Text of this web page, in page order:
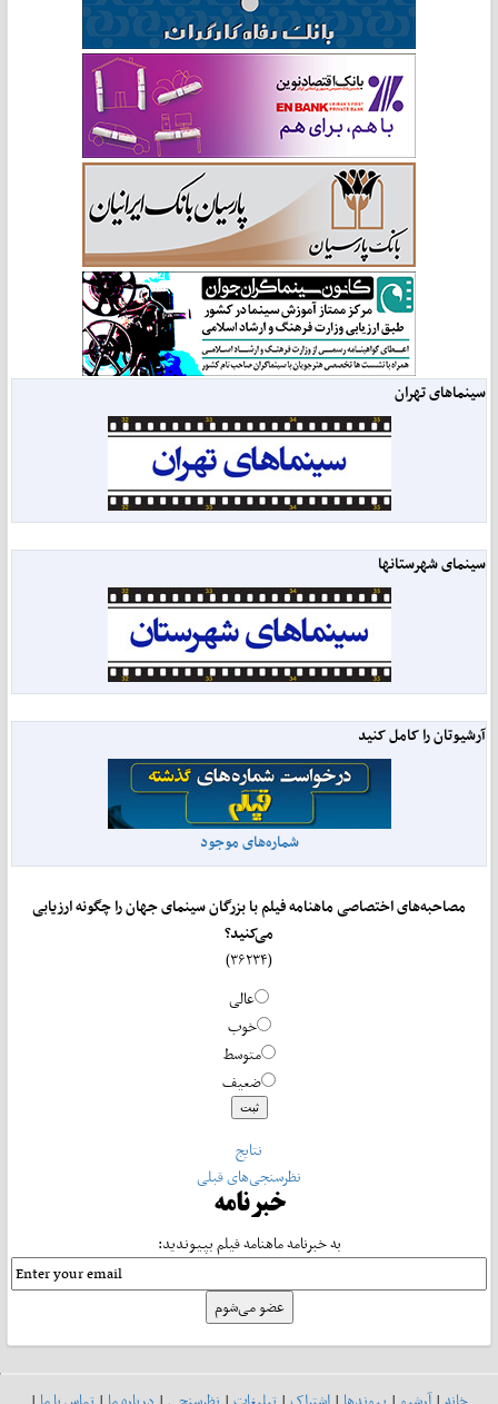
سینماهای تهران
سینمای شهرستانها
آرشیوتان را کامل کنید
شماره‌های موجود
مصاحبه‌های اختصاصی ماهنامه فیلم با بزرگان سینمای جهان را چگونه ارزیابی
می‌کنید؟
عالی
خوب
متوسط
ضعیف
نتایج
نظرسنجی‌های قبلی
خبرنامه
به خبرنامه ماهنامه فیلم بپیوندید: